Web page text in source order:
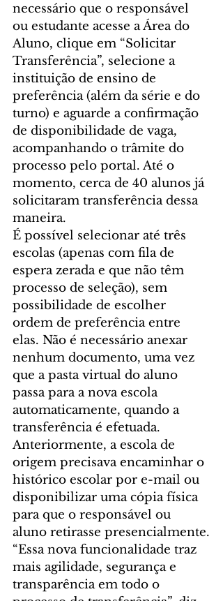
necessário que o responsável
ou estudante acesse a Área do
Aluno, clique em “Solicitar
Transferência”, selecione a
instituição de ensino de
preferência (além da série e do
turno) e aguarde a confirmação
de disponibilidade de vaga,
acompanhando o trâmite do
processo pelo portal. Até o
momento, cerca de 40 alunos já
solicitaram transferência dessa
maneira.
É possível selecionar até três
escolas (apenas com fila de
espera zerada e que não têm
processo de seleção), sem
possibilidade de escolher
ordem de preferência entre
elas. Não é necessário anexar
nenhum documento, uma vez
que a pasta virtual do aluno
passa para a nova escola
automaticamente, quando a
transferência é efetuada.
Anteriormente, a escola de
origem precisava encaminhar o
histórico escolar por e-mail ou
disponibilizar uma cópia física
para que o responsável ou
aluno retirasse presencialmente.
“Essa nova funcionalidade traz
mais agilidade, segurança e
transparência em todo o